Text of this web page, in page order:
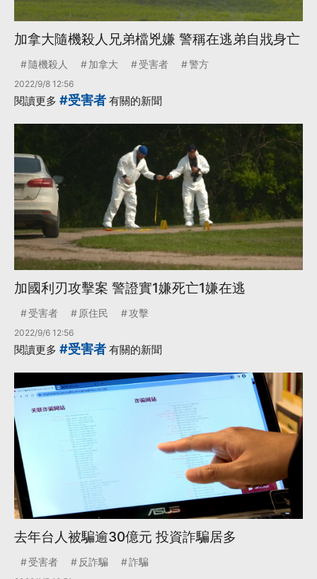
加拿大隨機殺人兄弟檔兇嫌 警稱在逃弟自戕身亡
隨機殺人 加拿大 受害者 警方
2022/9/8 12:56
閱讀更多 #受害者 有關的新聞
加國利刃攻擊案 警證實1嫌死亡1嫌在逃
受害者 原住民 攻擊
2022/9/6 12:56
閱讀更多 #受害者 有關的新聞
去年台人被騙逾30億元 投資詐騙居多
受害者 反詐騙 詐騙